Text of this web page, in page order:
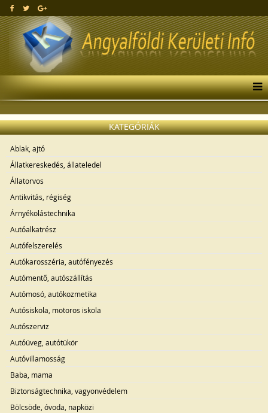
KATEGÓRIÁK
Ablak, ajtó
Állatkereskedés, állateledel
Állatorvos
Antikvitás, régiség
Árnyékolástechnika
Autóalkatrész
Autófelszerelés
Autókarosszéria, autófényezés
Autómentő, autószállítás
Autómosó, autókozmetika
Autósiskola, motoros iskola
Autószerviz
Autóüveg, autótükör
Autóvillamosság
Baba, mama
Biztonságtechnika, vagyonvédelem
Bölcsöde, óvoda, napközi